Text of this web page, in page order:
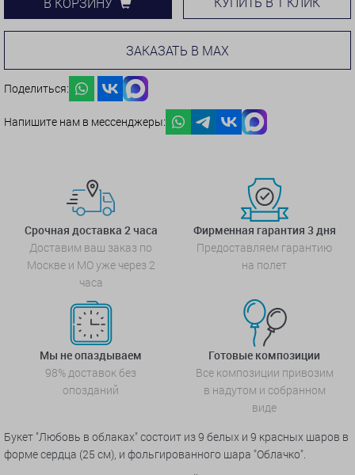
ЗАКАЗАТЬ В MAX
Поделиться:
Напишите нам в мессенджеры:
Срочная доставка 2 часа
Доставим ваш заказ по
Москве и МО уже через 2
часа
Фирменная гарантия 3 дня
Предоставляем гарантию
на полет
Мы не опаздываем
98% доставок без
опозданий
Готовые композиции
Все композиции привозим
в надутом и собранном
виде
Букет "Любовь в облаках" состоит из 9 белых и 9 красных шаров в
форме сердца (25 см), и фольгированного шара "Облачко".